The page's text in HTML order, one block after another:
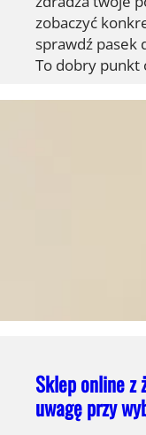
zobaczyć
sprawdź pasek
To dobry punkt
Sklep online z
uwagę przy